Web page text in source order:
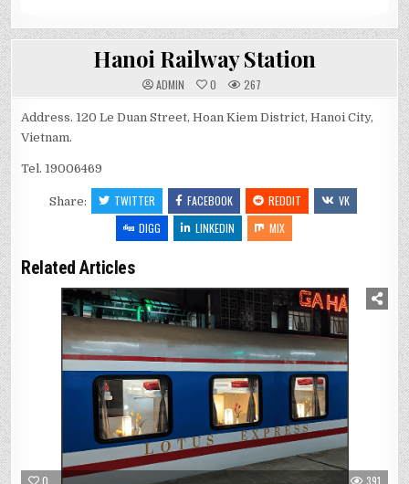
Hanoi Railway Station
ADMIN 0 267
Address. 120 Le Duan Street, Hoan Kiem District, Hanoi City,
Vietnam.
Tel. 19006469
Share: TWITTER FACEBOOK REDDIT
VK
DIGG
LINKEDIN MIX
Related Articles
0 391